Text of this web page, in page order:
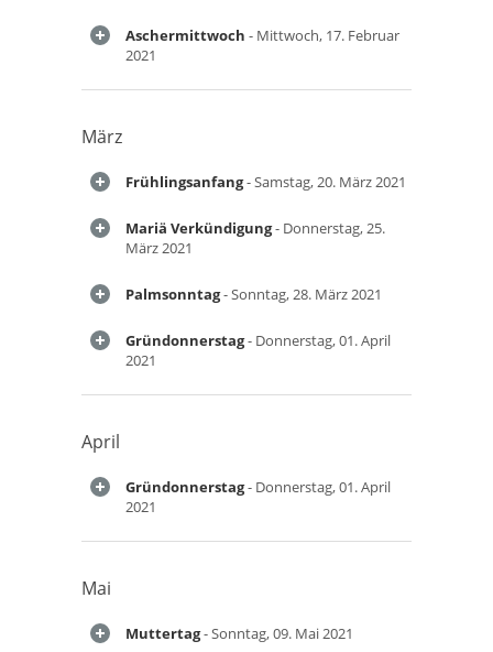
Aschermittwoch - Mittwoch, 17. Februar
2021
März
Frühlingsanfang- Samstag, 20. März 2021
Mariä Verkündigung- Donnerstag, 25.
März 2021
Palmsonntag- Sonntag, 28. März 2021
Gründonnerstag- Donnerstag, 01. April
2021
April
Gründonnerstag- Donnerstag, 01. April
2021
Mai
Muttertag- Sonntag, 09. Mai 2021